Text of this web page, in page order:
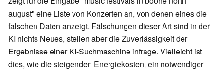
august" eine Liste von Konzerten an, von denen eines die
falschen Daten anzeigt. Fälschungen dieser Art sind in der
KI nichts Neues, stellen aber die Zuverlässigkeit der
Ergebnisse einer KI-Suchmaschine infrage. Vielleicht ist
dies, wie die steigenden Energiekosten, ein notwendiger